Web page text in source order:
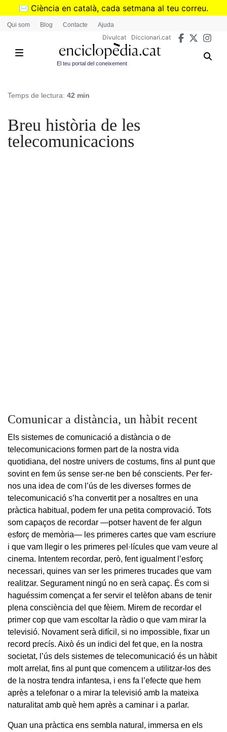
Vés
✉️ Ciència en català, cada setmana al teu correu.
➜Subscriu-te al butlletí de Divulcat
Qui som Blog Contacte Ajuda
Divulcat Diccionari.cat
El teu portal del coneixement
Temps de lectura: 42 min
Breu història de les
telecomunicacions
Comunicar a distància, un hàbit recent
Els sistemes de comunicació a distància o de
telecomunicacions formen part de la nostra vida
quotidiana, del nostre univers de costums, fins al punt que
sovint en fem ús sense ser-ne ben bé conscients. Per fer-
nos una idea de com l’ús de les diverses formes de
telecomunicació s’ha convertit per a nosaltres en una
pràctica habitual, podem fer una petita comprovació. Tots
som capaços de recordar —potser havent de fer algun
esforç de memòria— les primeres cartes que vam escriure
i que vam llegir o les primeres pel·lícules que vam veure al
cinema. Intentem recordar, però, fent igualment l’esforç
necessari, quines van ser les primeres trucades que vam
realitzar. Segurament ningú no en serà capaç. És com si
haguéssim començat a fer servir el telèfon abans de tenir
plena consciència del que fèiem. Mirem de recordar el
primer cop que vam escoltar la ràdio o que vam mirar la
televisió. Novament serà difícil, si no impossible, fixar un
record precís. Això és un indici del fet que, en la nostra
societat, l’ús dels sistemes de telecomunicació és un hàbit
molt arrelat, fins al punt que comencem a utilitzar-los des
de la nostra tendra infantesa, i ens fa l’efecte que hem
après a telefonar o a mirar la televisió amb la mateixa
naturalitat amb què hem après a caminar i a parlar.
Quan una pràctica ens sembla natural, immersa en els